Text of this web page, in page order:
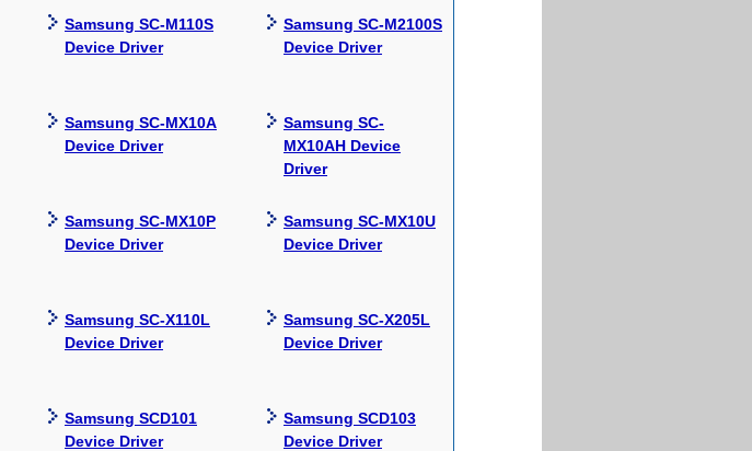
Samsung SC-M110S
Device Driver
Samsung SC-M2100S
Device Driver
Samsung SC-MX10A
Device Driver
Samsung SC-
MX10AH Device
Driver
Samsung SC-MX10P
Device Driver
Samsung SC-MX10U
Device Driver
Samsung SC-X110L
Device Driver
Samsung SC-X205L
Device Driver
Samsung SCD101
Device Driver
Samsung SCD103
Device Driver